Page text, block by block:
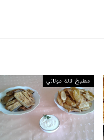
مطبخ لالة مولاتي